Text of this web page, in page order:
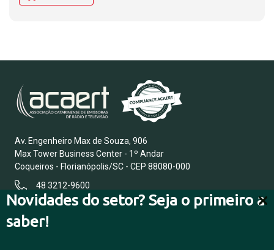
Novidades do setor? Seja o primeiro a
saber!
Av. Engenheiro Max de Souza, 906
Max Tower Business Center - 1º Andar
Coqueiros - Florianópolis/SC - CEP 88080-000
48 3212-9600
FALE CONOSCO